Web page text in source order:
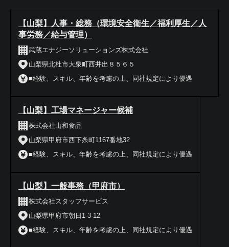
【山梨】人事・総務（環境安全衛生／福利厚生／人
事労務／給与管理）
武蔵エナジーソリューションズ株式会社
山梨県北杜市大泉町西井出８５６５
■経験、スキル、年齢を考慮の上、同社規定により優遇
【山梨】工場マネージャー候補
株式会社山和食品
山梨県甲府市西下条町1167番地32
■経験、スキル、年齢を考慮の上、同社規定により優遇
【山梨】一般事務（甲府市）
株式会社スタッフサービス
山梨県甲府市朝日1-3-12
■経験、スキル、年齢を考慮の上、同社規定により優遇